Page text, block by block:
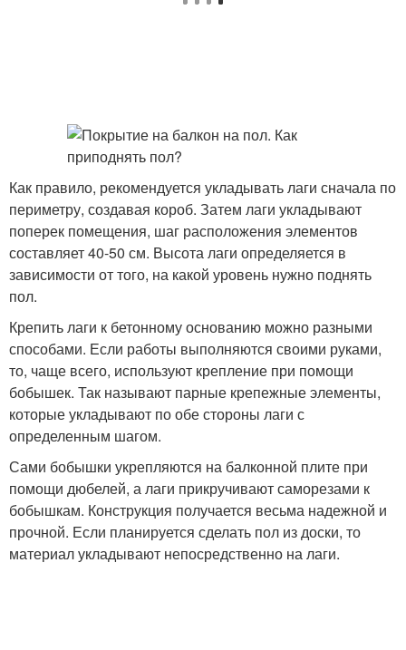
Как правило, рекомендуется укладывать лаги сначала по
периметру, создавая короб. Затем лаги укладывают
поперек помещения, шаг расположения элементов
составляет 40-50 см. Высота лаги определяется в
зависимости от того, на какой уровень нужно поднять
пол.
Крепить лаги к бетонному основанию можно разными
способами. Если работы выполняются своими руками,
то, чаще всего, используют крепление при помощи
бобышек. Так называют парные крепежные элементы,
которые укладывают по обе стороны лаги с
определенным шагом.
Сами бобышки укрепляются на балконной плите при
помощи дюбелей, а лаги прикручивают саморезами к
бобышкам. Конструкция получается весьма надежной и
прочной. Если планируется сделать пол из доски, то
материал укладывают непосредственно на лаги.